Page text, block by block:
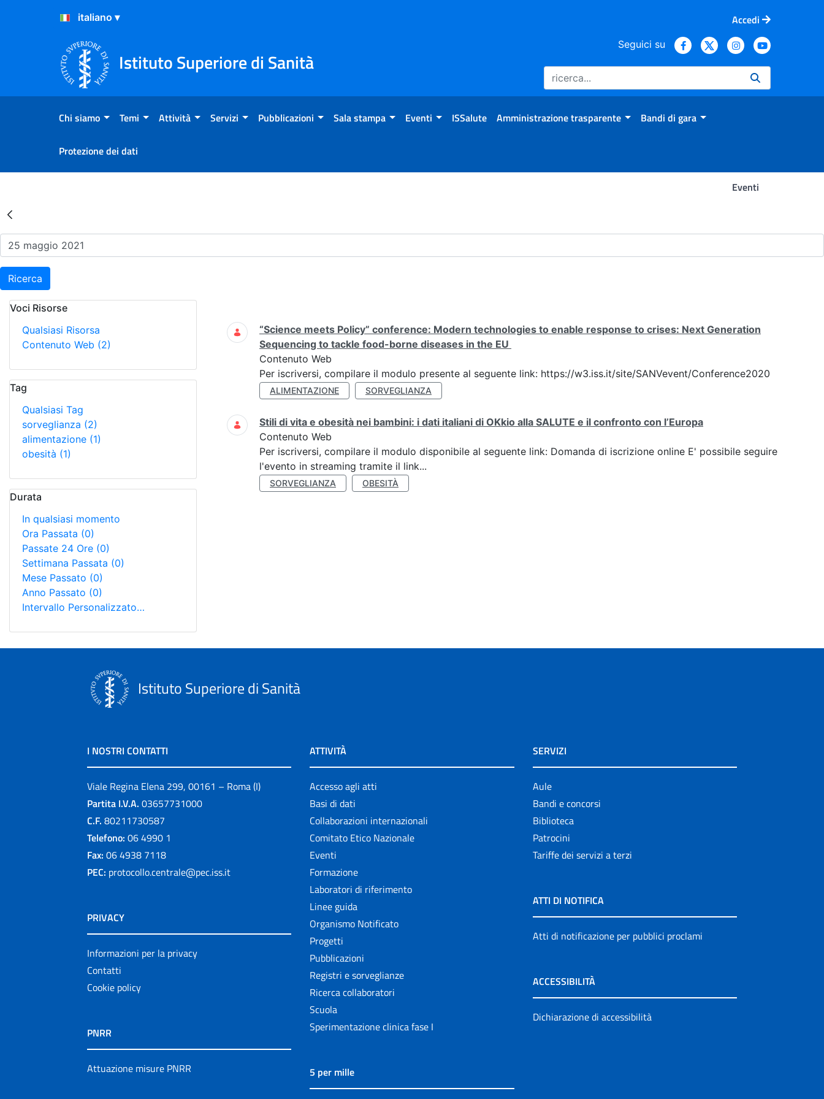
Salta al Contenuto
Salta al Footer
Accedi
Istituto Superiore di Sanità
Seguici su
Chi siamo Temi Attività Servizi Pubblicazioni Sala stampa Eventi ISSalute Amministrazione trasparente Bandi di gara
Protezione dei dati
Eventi
Risultati della Ricerca - Eventi
Ricerca
Voci Risorse
Qualsiasi Risorsa
Contenuto Web (2)
Tag
Qualsiasi Tag
sorveglianza (2)
alimentazione (1)
obesità (1)
Durata
In qualsiasi momento
Ora Passata (0)
Passate 24 Ore (0)
Settimana Passata (0)
Mese Passato (0)
Anno Passato (0)
Intervallo Personalizzato…
Ricerca
“Science meets Policy” conference: Modern technologies to enable response to crises: Next Generation
Sequencing to tackle food-borne diseases in the EU
Contenuto Web
Per iscriversi, compilare il modulo presente al seguente link: https://w3.iss.it/site/SANVevent/Conference2020
ALIMENTAZIONE SORVEGLIANZA
Stili di vita e obesità nei bambini: i dati italiani di OKkio alla SALUTE e il confronto con l’Europa
Contenuto Web
Per iscriversi, compilare il modulo disponibile al seguente link: Domanda di iscrizione online E' possibile seguire
l'evento in streaming tramite il link...
SORVEGLIANZA OBESITÀ
Istituto Superiore di Sanità
I NOSTRI CONTATTI
Viale Regina Elena 299, 00161 – Roma (I)
Partita I.V.A. 03657731000
C.F. 80211730587
Telefono: 06 4990 1
Fax: 06 4938 7118
PEC: protocollo.centrale@pec.iss.it
PRIVACY
Informazioni per la privacy
Contatti
Cookie policy
PNRR
Attuazione misure PNRR
ATTIVITÀ
Accesso agli atti
Basi di dati
Collaborazioni internazionali
Comitato Etico Nazionale
Eventi
Formazione
Laboratori di riferimento
Linee guida
Organismo Notificato
Progetti
Pubblicazioni
Registri e sorveglianze
Ricerca collaboratori
Scuola
Sperimentazione clinica fase I
5 per mille
SERVIZI
Aule
Bandi e concorsi
Biblioteca
Patrocini
Tariffe dei servizi a terzi
ATTI DI NOTIFICA
Atti di notificazione per pubblici proclami
ACCESSIBILITÀ
Dichiarazione di accessibilità